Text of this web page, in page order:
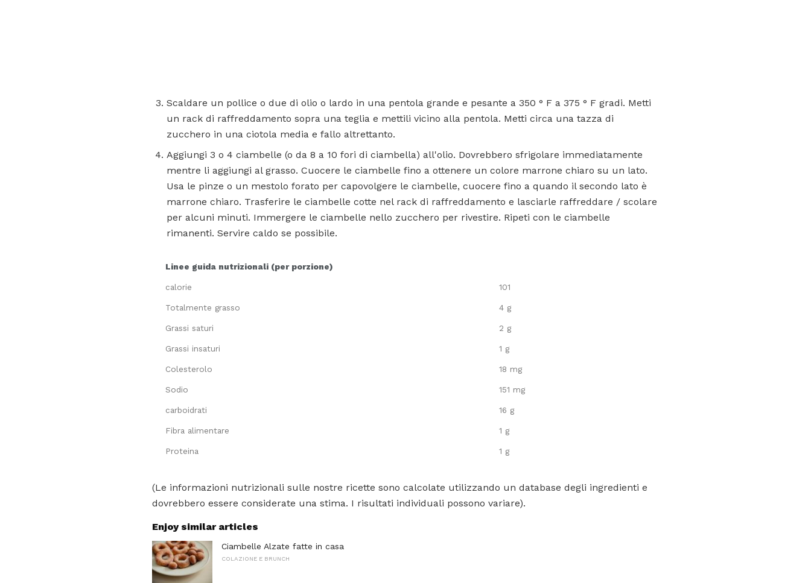
Scaldare un pollice o due di olio o lardo in una pentola grande e pesante a 350 ° F a 375 ° F gradi. Metti
un rack di raffreddamento sopra una teglia e mettili vicino alla pentola. Metti circa una tazza di
zucchero in una ciotola media e fallo altrettanto.
Aggiungi 3 o 4 ciambelle (o da 8 a 10 fori di ciambella) all'olio. Dovrebbero sfrigolare immediatamente
mentre li aggiungi al grasso. Cuocere le ciambelle fino a ottenere un colore marrone chiaro su un lato.
Usa le pinze o un mestolo forato per capovolgere le ciambelle, cuocere fino a quando il secondo lato è
marrone chiaro. Trasferire le ciambelle cotte nel rack di raffreddamento e lasciarle raffreddare / scolare
per alcuni minuti. Immergere le ciambelle nello zucchero per rivestire. Ripeti con le ciambelle
rimanenti. Servire caldo se possibile.
Linee guida nutrizionali (per porzione)
calorie 101
Totalmente grasso 4 g
Grassi saturi 2 g
Grassi insaturi 1 g
Colesterolo 18 mg
Sodio 151 mg
carboidrati 16 g
Fibra alimentare 1 g
Proteina 1 g
(Le informazioni nutrizionali sulle nostre ricette sono calcolate utilizzando un database degli ingredienti e
dovrebbero essere considerate una stima. I risultati individuali possono variare).
Enjoy similar articles
Ciambelle Alzate fatte in casa
COLAZIONE E BRUNCH